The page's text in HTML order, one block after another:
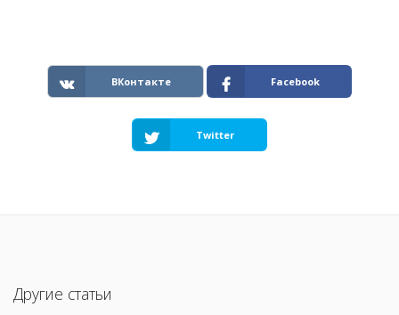
ВКонтакте Facebook
Twitter
Другие статьи